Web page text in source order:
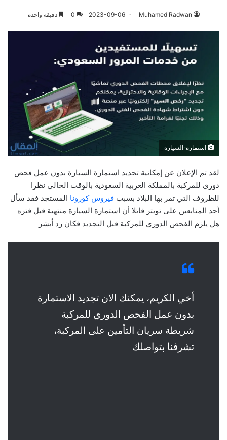
Muhamed Radwan
2023-09-06
0 دقيقة واحدة
استمارة-السيارة
لقد تم الإعلان عن إمكانية تجديد استمارة السيارة بدون عمل فحص
دوري للمركبة بالمملكة العربية السعودية بالوقت الحالي نظرا
للظروف التي تمر بها البلاد بسبب فيروس كورونا المستجد فقد سأل
أحد المتابعين على تويتر قائلا أن استمارة السيارة منتهية قبل فتره
هل يلزم الفحص الدوري للمركبة قبل التجديد فكان رد أبشر
أخي الكريم، يمكنك الان تجديد الاستمارة
بدون عمل الفحص الدوري للمركبة
شريطة سريان التأمين على المركبة،
تشرفنا بتواصلك